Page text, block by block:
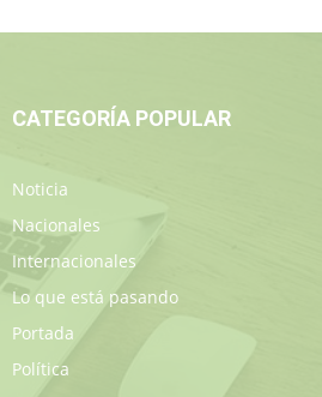
CATEGORÍA POPULAR
Noticia
Nacionales
Internacionales
Lo que está pasando
Portada
Política